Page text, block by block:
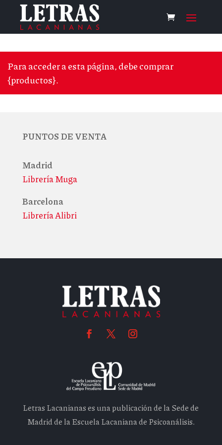
Para acceder a esta página, debe comprar
{productos}.
PUNTOS DE VENTA
Madrid
Librería Muga
Barcelona
Librería Alibri
Letras Lacanianas es una publicación de la Sede de
Madrid de la Escuela Lacaniana de Psicoanálisis.